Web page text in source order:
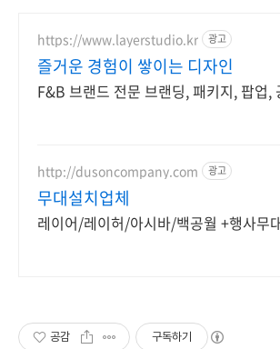
https://www.layerstudio.kr 광고
즐거운 경험이 쌓이는 디자인
F&B 브랜드 전문 브랜딩, 패키지, 팝업,
http://dusoncompany.com 광고
무대설치업체
레이어/레이허/아시바/백공월 +행사무
공감 구독하기